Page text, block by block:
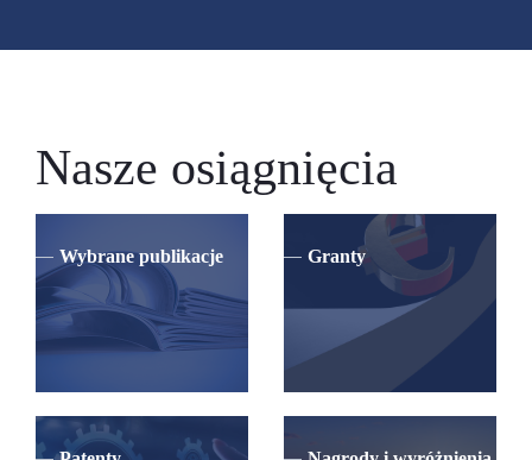
Nasze osiągnięcia
Wybrane publikacje Granty